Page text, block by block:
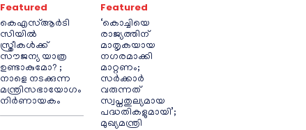
Featured
കെഎസ്ആർടി
സിയിൽ
സ്ത്രീകൾക്ക്
സൗജന്യ യാത്ര
ഉണ്ടാകുമോ? ;
നാളെ നടക്കുന്ന
മന്ത്രിസഭായോഗം
നിർണായകം
Featured
‘കൊച്ചിയെ
രാജ്യത്തിന്
മാതൃകയായ
നഗരമാക്കി
മാറ്റണം;
സർക്കാർ
വരുന്നത്
സ്വപ്നതുല്യമായ
പദ്ധതികളുമായി’;
മുഖ്യമന്ത്രി